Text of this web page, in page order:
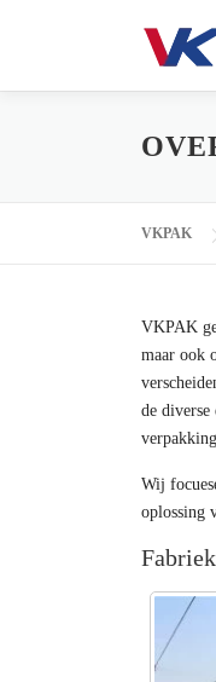
VKPAK
VKPAK
maar ook
de
Wij
oplossing